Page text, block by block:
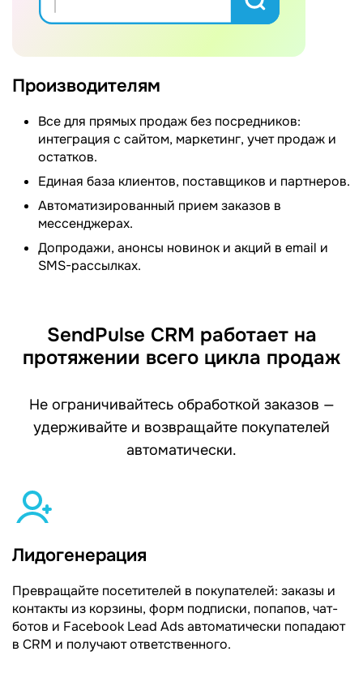
Производителям
Все для прямых продаж без посредников:
интеграция с сайтом, маркетинг, учет продаж и
остатков.
Единая база клиентов, поставщиков и партнеров.
Автоматизированный прием заказов в
мессенджерах.
Допродажи, анонсы новинок и акций в email и
SMS-рассылках.
SendPulse CRM работает на
протяжении всего цикла продаж
Не ограничивайтесь обработкой заказов —
удерживайте и возвращайте покупателей
автоматически.
Лидогенерация
Превращайте посетителей в покупателей: заказы и
контакты из корзины, форм подписки, попапов, чат-
ботов и Facebook Lead Ads автоматически попадают
в CRM и получают ответственного.